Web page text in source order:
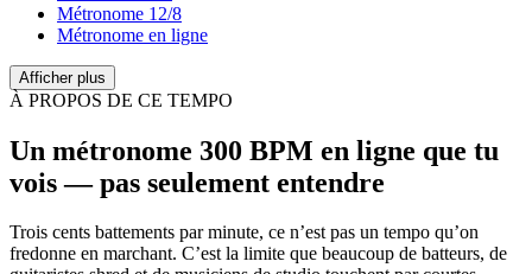
Métronome 12/8
Métronome en ligne
Afficher plus
À PROPOS DE CE TEMPO
Un métronome 300 BPM en ligne que tu
vois — pas seulement entendre
Trois cents battements par minute, ce n’est pas un tempo qu’on
fredonne en marchant. C’est la limite que beaucoup de batteurs, de